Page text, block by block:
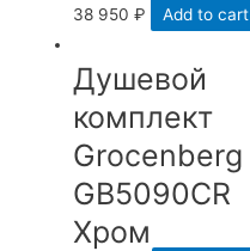
38 950₽ Add to cart
Душевой
комплект
Grocenberg
GB5090CR
Хром